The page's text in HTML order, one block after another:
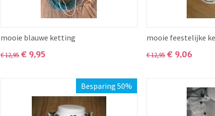
mooie blauwe ketting
€12,95 € 9,95
mooie feestelijke
€12,95 € 9,06
Besparing 50%